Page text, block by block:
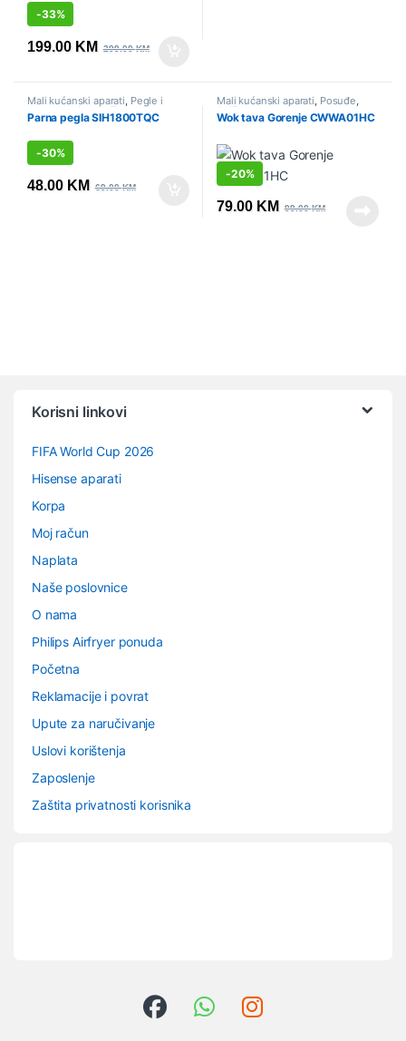
-33%
199.00 KM 299.00KM
Mali kućanski aparati, Pegle i
parne stanice ,Sniženo
Parna pegla SIH1800TQC
-30%
48.00 KM 69.00KM
Mali kućanski aparati, Posuđe,
Sniženo
Wok tava Gorenje CWWA01HC
-20%
79.00 KM 99.00KM
Korisni linkovi
FIFA World Cup 2026
Hisense aparati
Korpa
Moj račun
Naplata
Naše poslovnice
O nama
Philips Airfryer ponuda
Početna
Reklamacije i povrat
Upute za naručivanje
Uslovi korištenja
Zaposlenje
Zaštita privatnosti korisnika